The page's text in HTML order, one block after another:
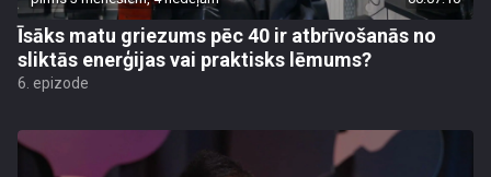
Īsāks matu griezums pēc 40 ir atbrīvošanās no
sliktās enerģijas vai praktisks lēmums?
6. epizode